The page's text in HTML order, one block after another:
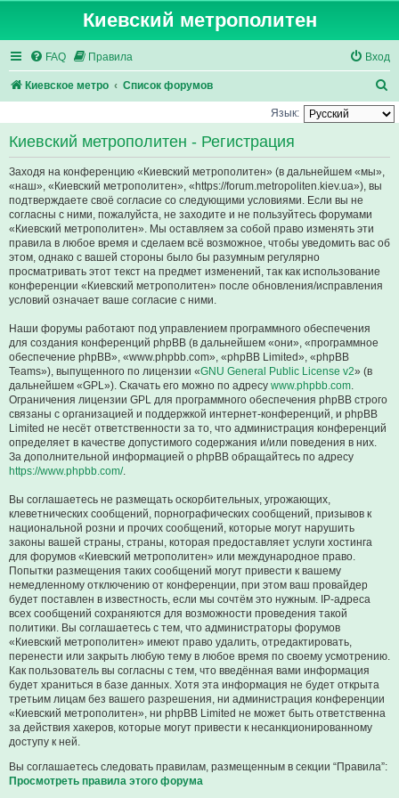
Киевский метрополитен
FAQ Правила Вход
Киевское метро Список форумов
о
с
Язык:
Киевский метрополитен - Регистрация
Заходя на конференцию «Киевский метрополитен» (в дальнейшем «мы»,
«наш», «Киевский метрополитен», «https://forum.metropoliten.kiev.ua»), вы
подтверждаете своё согласие со следующими условиями. Если вы не
согласны с ними, пожалуйста, не заходите и не пользуйтесь форумами
«Киевский метрополитен». Мы оставляем за собой право изменять эти
правила в любое время и сделаем всё возможное, чтобы уведомить вас об
этом, однако с вашей стороны было бы разумным регулярно
просматривать этот текст на предмет изменений, так как использование
конференции «Киевский метрополитен» после обновления/исправления
условий означает ваше согласие с ними.
Наши форумы работают под управлением программного обеспечения
для создания конференций phpBB (в дальнейшем «они», «программное
обеспечение phpBB», «www.phpbb.com», «phpBB Limited», «phpBB
Teams»), выпущенного по лицензии «GNU General Public License v2» (в
дальнейшем «GPL»). Скачать его можно по адресу www.phpbb.com.
Ограничения лицензии GPL для программного обеспечения phpBB строго
связаны с организацией и поддержкой интернет-конференций, и phpBB
Limited не несёт ответственности за то, что администрация конференций
определяет в качестве допустимого содержания и/или поведения в них.
За дополнительной информацией о phpBB обращайтесь по адресу
https://www.phpbb.com/.
Вы соглашаетесь не размещать оскорбительных, угрожающих,
клеветнических сообщений, порнографических сообщений, призывов к
национальной розни и прочих сообщений, которые могут нарушить
законы вашей страны, страны, которая предоставляет услуги хостинга
для форумов «Киевский метрополитен» или международное право.
Попытки размещения таких сообщений могут привести к вашему
немедленному отключению от конференции, при этом ваш провайдер
будет поставлен в известность, если мы сочтём это нужным. IP-адреса
всех сообщений сохраняются для возможности проведения такой
политики. Вы соглашаетесь с тем, что администраторы форумов
«Киевский метрополитен» имеют право удалить, отредактировать,
перенести или закрыть любую тему в любое время по своему усмотрению.
Как пользователь вы согласны с тем, что введённая вами информация
будет храниться в базе данных. Хотя эта информация не будет открыта
третьим лицам без вашего разрешения, ни администрация конференции
«Киевский метрополитен», ни phpBB Limited не может быть ответственна
за действия хакеров, которые могут привести к несанкционированному
доступу к ней.
Вы соглашаетесь следовать правилам, размещенным в секции “Правила”:
Просмотреть правила этого форума